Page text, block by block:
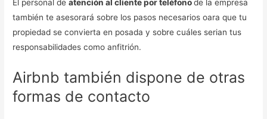
El personal deatención al cliente por teléfonode la empresa
también te asesorará sobre los pasos necesarios oara que tu
propiedad se convierta en posada y sobre cuáles serian tus
responsabilidades como anfitrión.
Airbnb también dispone de otras
formas de contacto